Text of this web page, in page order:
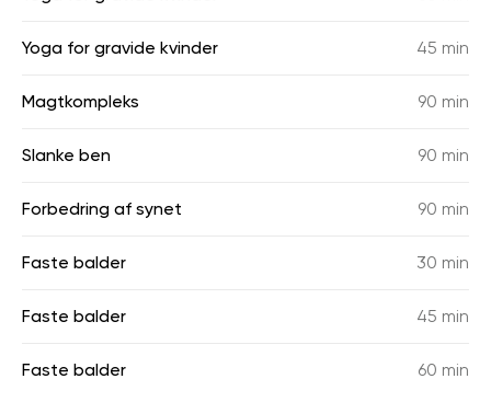
Yoga for gravide kvinder 45 min
Magtkompleks 90 min
Slanke ben 90 min
Forbedring af synet 90 min
Faste balder 30 min
Faste balder 45 min
Faste balder 60 min